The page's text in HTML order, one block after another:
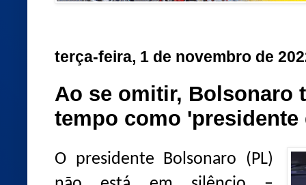
terça-feira, 1 de novembro de
Ao se omitir, Bolsonaro
tempo como 'presidente
O presidente Bolsonaro (PL)